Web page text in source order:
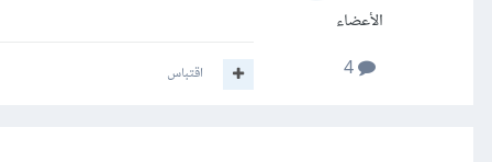
الأعضاء
4
اقتباس